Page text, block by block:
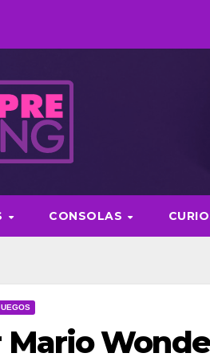
CONSOLAS
Mario